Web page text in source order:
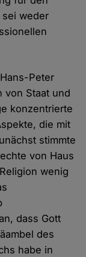
sei weder
Peter
von Staat und
konzentrierte
die mit
stimmte
von Haus
wenig
dass Gott
des
habe in